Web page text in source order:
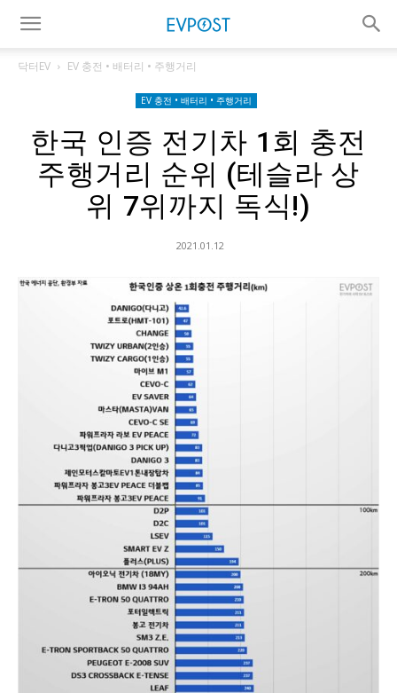
닥터EV EV 충전 • 배터리 • 주행거리
EV 충전 • 배터리 • 주행거리
한국 인증 전기차 1회 충전
주행거리 순위 (테슬라 상
위 7위까지 독식!)
2021.01.12